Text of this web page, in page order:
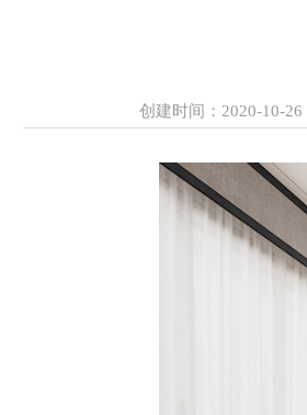
创建时间： 2020-10-26